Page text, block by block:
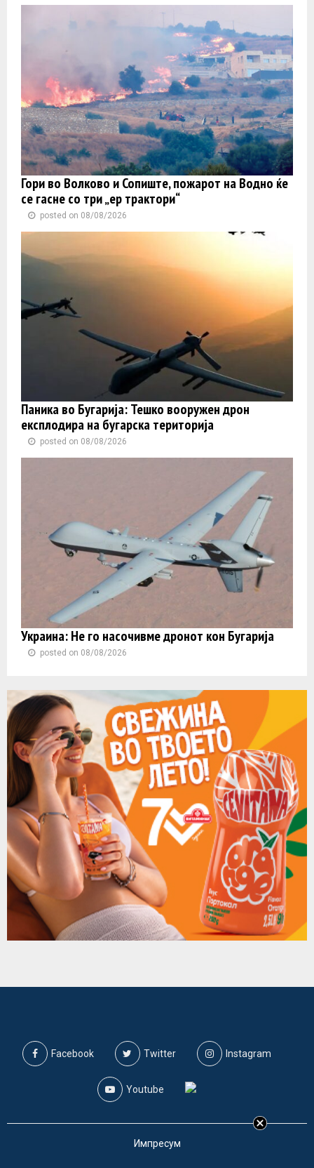
Гори во Волково и Сопиште, пожарот на Водно ќе
се гасне со три „ер трактори“
posted on 08/08/2026
Паника во Бугарија: Тешко вооружен дрон
експлодира на бугарска територија
posted on 08/08/2026
Украина: Не го насочивме дронот кон Бугарија
posted on 08/08/2026
Facebook Twitter Instagram
Youtube
Импресум